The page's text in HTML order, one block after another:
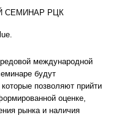
СЕМИНАР РЦК
международной
будут
позволяют прийти
оценке,
рынка и наличия